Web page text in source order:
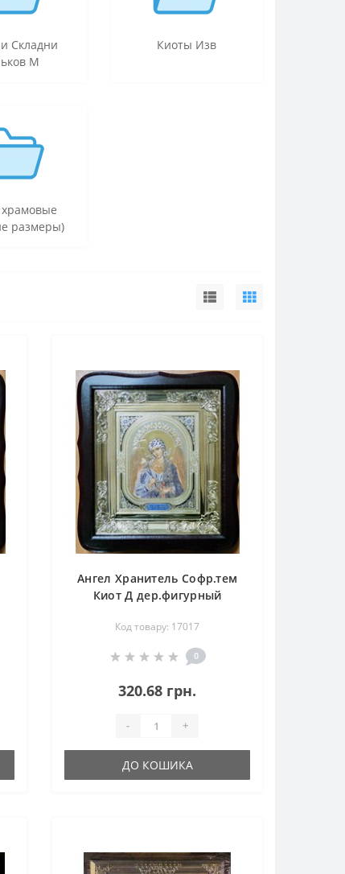
Складни
М
Киоты Изв
размеры)
Ангел Хранитель Софр.тем
Киот Д дер.фигурный
Код товару: 17017
0
320.68 грн.
- +
ДО КОШИКА